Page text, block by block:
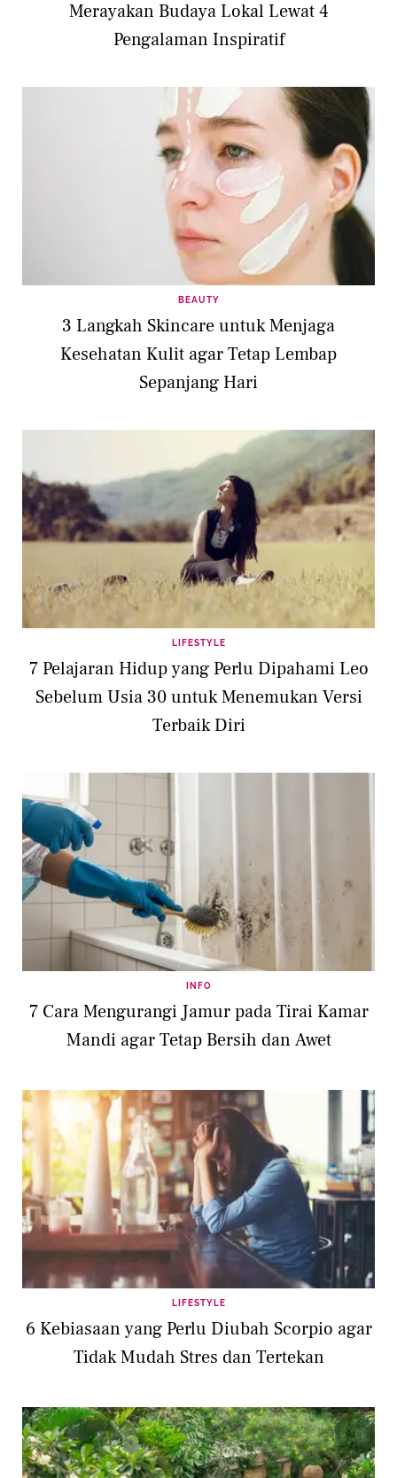
Merayakan Budaya Lokal Lewat 4
Pengalaman Inspiratif
BEAUTY
3 Langkah Skincare untuk Menjaga
Kesehatan Kulit agar Tetap Lembap
Sepanjang Hari
LIFESTYLE
7 Pelajaran Hidup yang Perlu Dipahami Leo
Sebelum Usia 30 untuk Menemukan Versi
Terbaik Diri
INFO
7 Cara Mengurangi Jamur pada Tirai Kamar
Mandi agar Tetap Bersih dan Awet
LIFESTYLE
6 Kebiasaan yang Perlu Diubah Scorpio agar
Tidak Mudah Stres dan Tertekan